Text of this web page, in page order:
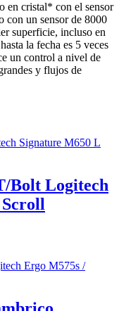
en cristal* con el sensor
con un sensor de 8000
superficie, incluso en
la fecha es 5 veces
un control a nivel de
y flujos de
Bolt Logitech